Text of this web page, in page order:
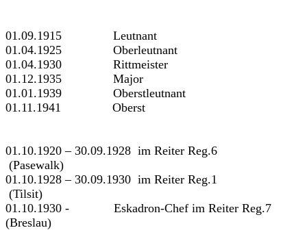
01.09.1915 Leutnant
01.04.1925 Oberleutnant
01.04.1930 Rittmeister
01.12.1935 Major
01.01.1939 Oberstleutnant
01.11.1941 Oberst
01.10.1920 – 30.09.1928 im Reiter Reg.6
(Pasewalk)
01.10.1928 – 30.09.1930 im Reiter Reg.1
(Tilsit)
01.10.1930 - Eskadron-Chef im Reiter Reg.7
(Breslau)